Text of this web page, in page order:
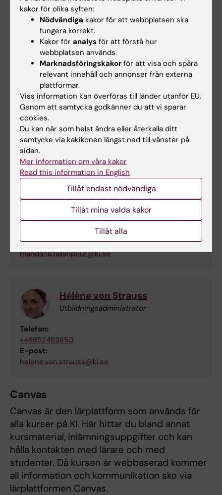
Kontaktuppgifter
Institutionen för neurobiologi, vårdvetenskap
och samhälle (NVS)
Avdelningen för arbetsterapi
Linda Timm
Kursansvarig
E-post:
linda.timm@ki.se
Mandana Fallah Pour
Examinator
Telefon:
E-post:
mandana.fallahpour@ki.se
Hélène von Strauss
Utbildningsadministratör
Telefon:
+46852483850
E-post:
helene.von.strauss@ki.se
Canvas
Canvas är den lärplattform som används för
alla kurser på KI. Här hittar du bland annat
kursmaterial, inlämningsuppgifter och kan
hålla kontakten med lärare och med
studenter. Då kursen är webbaserad kommer
all information och kommunikation ske via
lärplattformen Canvas.
kakor för olika syften:
Nödvändiga kakor för att webbplatsen ska
fungera korrekt.
Kakor för analys för att förstå hur
webbplatsen används.
Marknadsföringskakor för att visa och spåra
relevant innehåll och annonser från externa
plattformar.
Viss information kan överföras till länder utanför EU.
Genom att samtycka godkänner du att vi sparar
cookies.
Du kan när som helst ändra eller återkalla ditt
samtycke via kakikonen längst ned till vänster på
sidan.
Mer information om våra kakor
Read this information in English
Tillåt endast nödvändiga
Tillåt mina valda kakor
Tillåt alla